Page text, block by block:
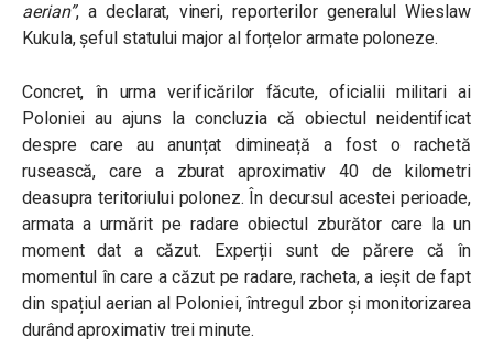
aerian”, a declarat, vineri, reporterilor generalul Wieslaw
Kukula, șeful statului major al forțelor armate poloneze.
Concret, în urma verificărilor făcute, oficialii militari ai
Poloniei au ajuns la concluzia că obiectul neidentificat
despre care au anunțat dimineață a fost o rachetă
rusească, care a zburat aproximativ 40 de kilometri
deasupra teritoriului polonez. În decursul acestei perioade,
armata a urmărit pe radare obiectul zburător care la un
moment dat a căzut. Experții sunt de părere că în
momentul în care a căzut pe radare, racheta, a ieșit de fapt
din spațiul aerian al Poloniei, întregul zbor și monitorizarea
durând aproximativ trei minute.